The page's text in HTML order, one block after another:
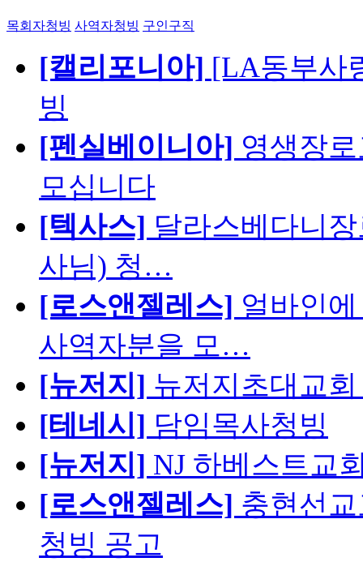
목회자청빙 사역자청빙 구인구직
[캘리포니아] [LA동부사
빙
[펜실베이니아] 영생장
모십니다
[텍사스] 달라스베다니
사님) 청…
[로스앤젤레스] 얼바인
사역자분을 모…
[뉴저지] 뉴저지초대교
[테네시] 담임목사청빙
[뉴저지] NJ 하베스트교
[로스앤젤레스] 충현선
청빙 공고